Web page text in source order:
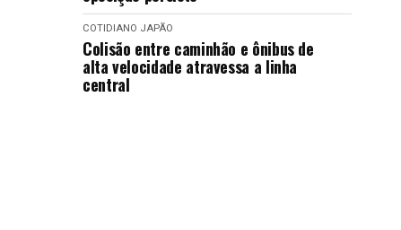
COTIDIANO JAPÃO
Colisão entre caminhão e ônibus de
alta velocidade atravessa a linha
central